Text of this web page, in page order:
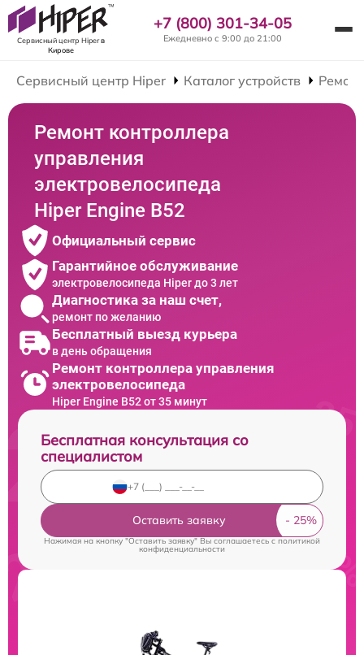
Сервисный центр Hiperв
Кирове
+7 (800) 301-34-05
Ежедневно с 9:00 до 21:00
Сервисный центр Hiper Каталог устройств
Ремонт контроллера
управления
электровелосипеда
Hiper Engine B52
Официальный сервис
Гарантийное обслуживание
электровелосипеда Hiper до 3 лет
Диагностика за наш счет,
ремонт по желанию
Бесплатный выезд курьера
в день обращения
Ремонт контроллера управления
электровелосипеда
Hiper Engine B52 от 35 минут
Бесплатная консультация со
специалистом
Оставить заявку
Нажимая на кнопку "Оставить заявку" Вы соглашаетесь cполитикой
конфиденциальности